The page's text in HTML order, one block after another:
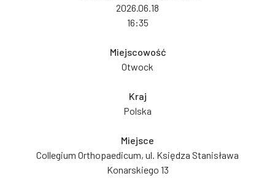
2026.06.18
16:35
Miejscowość
Otwock
Kraj
Polska
Miejsce
Collegium Orthopaedicum, ul. Księdza Stanisława
Konarskiego 13